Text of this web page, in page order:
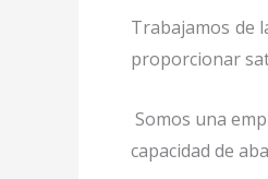
Trabajamos de
proporcionar
Somos una
capacidad de